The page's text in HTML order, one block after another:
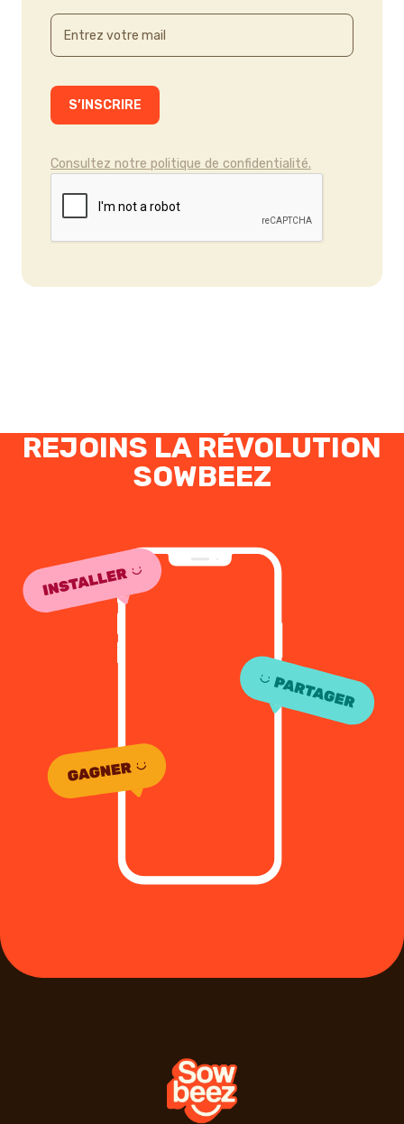
Consultez notre politique de confidentialité.
REJOINS LA RÉVOLUTION
SOWBEEZ